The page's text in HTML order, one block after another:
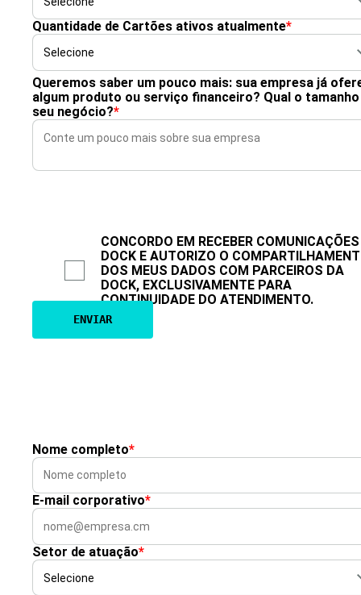
Quantidade de Cartões ativos atualmente*
Queremos saber um pouco mais: sua empresa já
algum produto ou serviço financeiro? Qual o
seu negócio?*
CONCORDO EM RECEBER
DOCK E AUTORIZO O
DOS MEUS DADOS COM PARCEIROS DA
DOCK, EXCLUSIVAMENTE PARA
CONTINUIDADE DO ATENDIMENTO.
Nome completo*
E-mail corporativo*
Setor de atuação*